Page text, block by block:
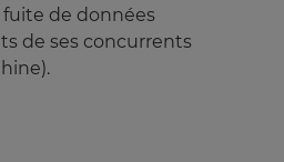
fuite de données
de ses concurrents